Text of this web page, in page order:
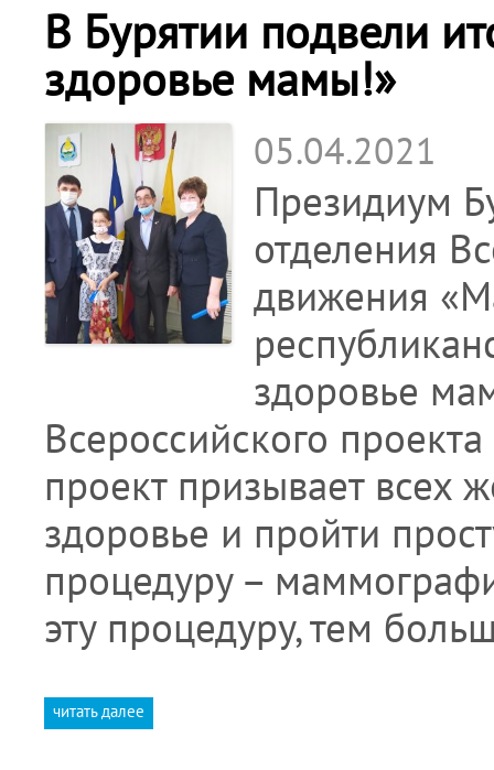
В Бурятии подвели
здоровье мамы!»
05.04.2021
Президиум
отделения
движения
здоровье
Всероссийского
проект призывает всех
здоровье и пройти
процедуру –
эту процедуру, тем
читать далее